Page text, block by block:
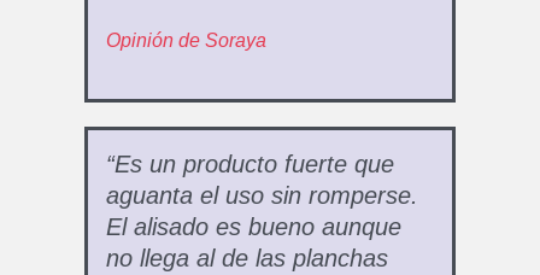
Opinión de Soraya
“Es un producto fuerte que
aguanta el uso sin romperse.
El alisado es bueno aunque
no llega al de las planchas